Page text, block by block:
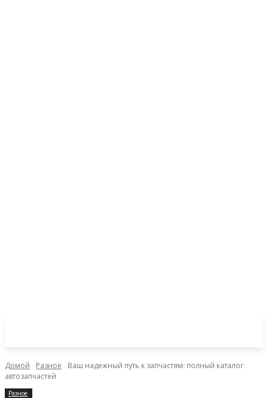
Домой Разное
Ваш надежный путь к запчастям: полный каталог
автозапчастей
Разное